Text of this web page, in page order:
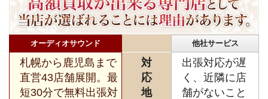
オーディオサウンド 他社サービス
札幌から鹿児島まで
直営43店舗展開。最
短30分で無料出張対
対
応
地
出張対応が遅
く、近隣に店
舗がないこと